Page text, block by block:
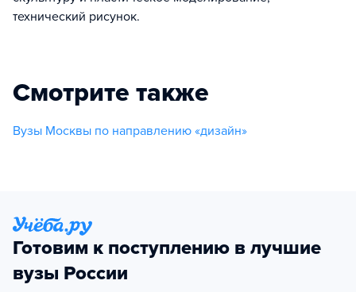
технический рисунок.
Смотрите также
Вузы Москвы по направлению «дизайн»
Готовим к поступлению в лучшие
вузы России